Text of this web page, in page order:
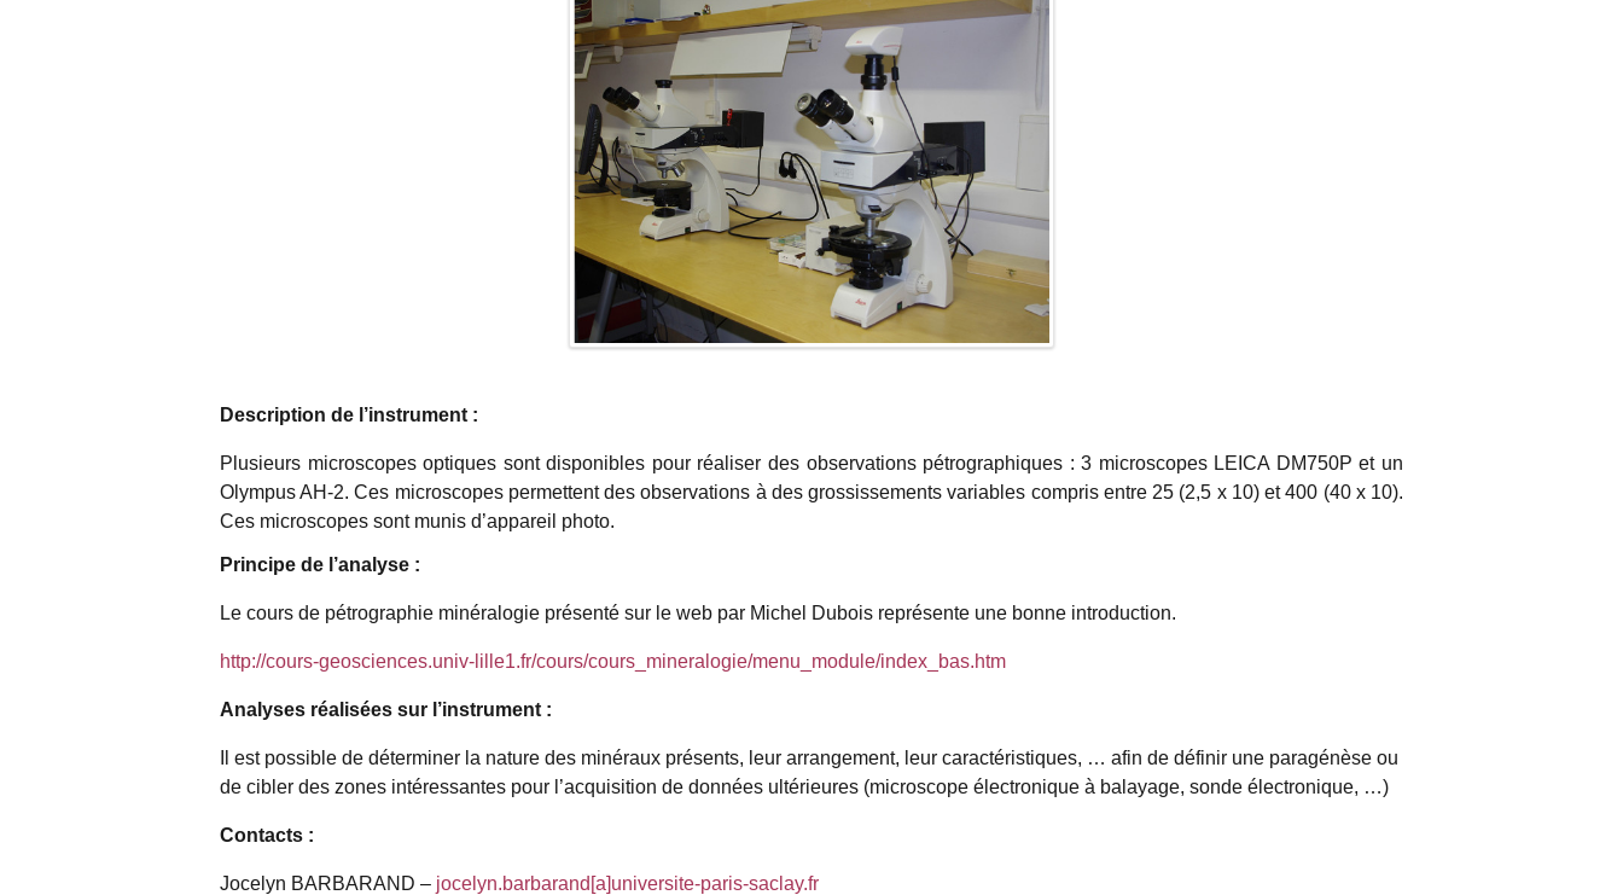
Description de l’instrument :
Plusieurs microscopes optiques sont disponibles pour réaliser des observations pétrographiques : 3 microscopes LEICA DM750P et un
Olympus AH-2. Ces microscopes permettent des observations à des grossissements variables compris entre 25 (2,5 x 10) et 400 (40 x 10).
Ces microscopes sont munis d’appareil photo.
Principe de l’analyse :
Le cours de pétrographie minéralogie présenté sur le web par Michel Dubois représente une bonne introduction.
http://cours-geosciences.univ-lille1.fr/cours/cours_mineralogie/menu_module/index_bas.htm
Analyses réalisées sur l’instrument :
Il est possible de déterminer la nature des minéraux présents, leur arrangement, leur caractéristiques, … afin de définir une paragénèse ou
de cibler des zones intéressantes pour l’acquisition de données ultérieures (microscope électronique à balayage, sonde électronique, …)
Contacts :
Jocelyn BARBARAND – jocelyn.barbarand[a]universite-paris-saclay.fr